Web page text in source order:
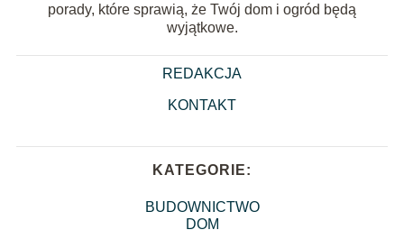
porady, które sprawią, że Twój dom i ogród będą
wyjątkowe.
REDAKCJA
KONTAKT
KATEGORIE:
BUDOWNICTWO
DOM